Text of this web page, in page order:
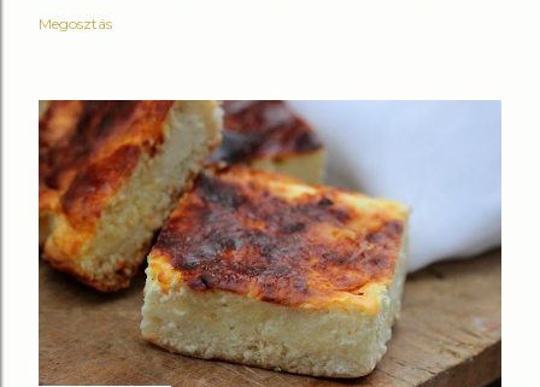
Megosztás